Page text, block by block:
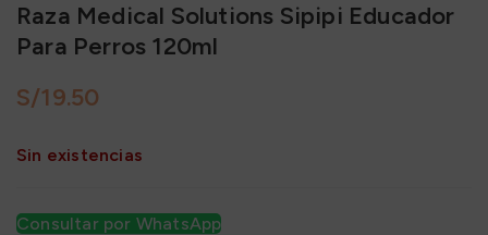
Raza Medical Solutions Sipipi Educador
Para Perros 120ml
S/
Sin existencias
Consultar por WhatsApp